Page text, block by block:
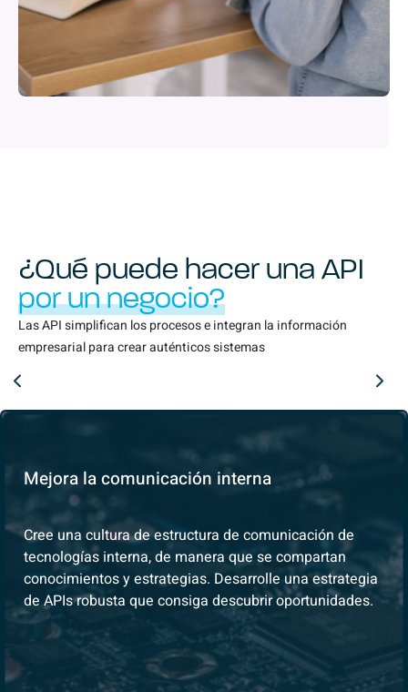
¿Qué puede hacer una API
por un negocio?
Las API simplifican los procesos e integran la información
empresarial para crear auténticos sistemas
Mejora la comunicación interna
Cree una cultura de estructura de comunicación de
tecnologías interna, de manera que se compartan
conocimientos y estrategias. Desarrolle una estrategia
de APIs robusta que consiga descubrir oportunidades.